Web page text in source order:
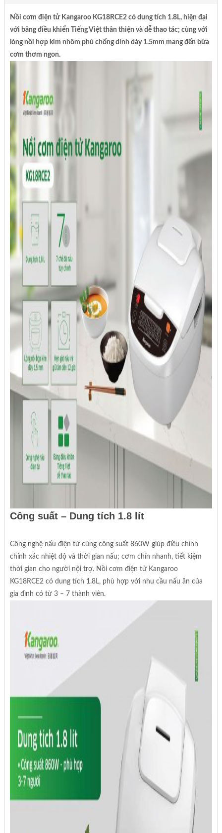
Nồi cơm điện tử Kangaroo KG18RCE2 có dung tích 1.8L, hiện đại
với bảng điều khiển Tiếng Việt thân thiện và dễ thao tác; cùng với
lòng nồi hợp kim nhôm phủ chống dính dày 1.5mm mang đến bữa
cơm thơm ngon.
Công suất – Dung tích 1.8 lít
Công nghệ nấu điện tử cùng công suất 860W giúp điều chỉnh
chính xác nhiệt độ và thời gian nấu; cơm chín nhanh, tiết kiệm
thời gian cho người nội trợ. Nồi cơm điện tử Kangaroo
KG18RCE2 có dung tích 1.8L, phù hợp với nhu cầu nấu ăn của
gia đình có từ 3 – 7 thành viên.